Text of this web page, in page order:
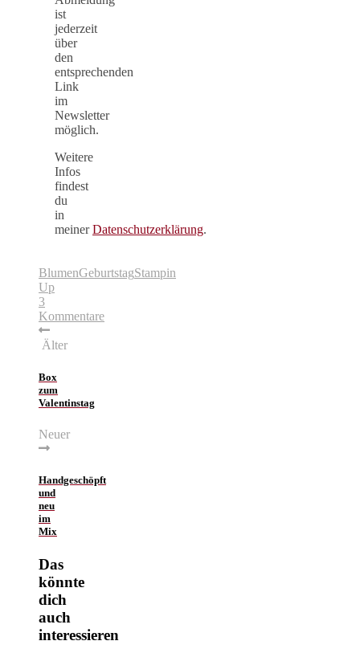
ist
jederzeit
über
den
entsprechenden
Link
im
Newsletter
möglich.
Weitere
Infos
findest
du
in
meinerDatenschutzerklärung.
BlumenGeburtstagStampin
Up
3
Kommentare
Älter
Box
zum
Valentinstag
Neuer
Handgeschöpft
und
neu
im
Mix
Das
könnte
dich
auch
interessieren